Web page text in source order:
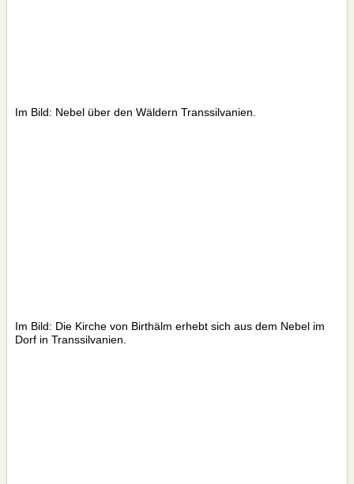
Im Bild: Nebel über den Wäldern Transsilvanien.
Im Bild: Die Kirche von Birthälm erhebt sich aus dem Nebel im
Dorf in Transsilvanien.